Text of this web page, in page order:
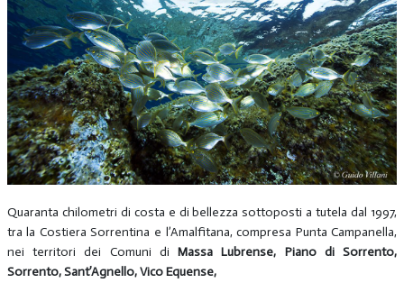
Quaranta chilometri di costa e di bellezza sottoposti a tutela dal 1997,
tra la Costiera Sorrentina e l’Amalfitana, compresa Punta Campanella,
nei territori dei Comuni diMassa Lubrense, Piano di Sorrento,
Sorrento, Sant’Agnello, Vico Equense,